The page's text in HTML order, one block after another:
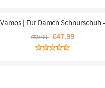
Vamos | Fur Damen Schnurschuh -
Silberfarben
€59.99 €47.99